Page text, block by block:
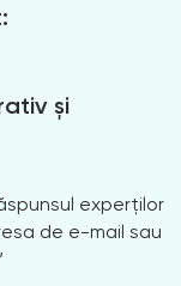
și
experților
de e-mail sau